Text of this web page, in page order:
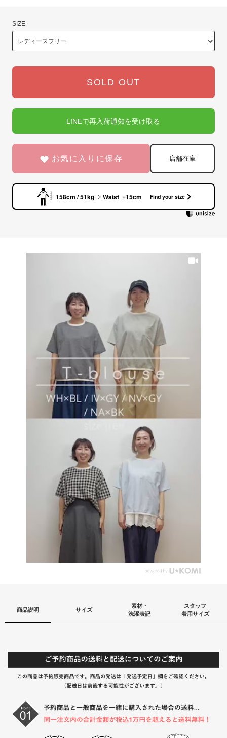
SIZE
SOLD OUT
LINEで再入荷通知を受け取る
お気に入りに保存 店舗在庫
158cm / 51kg Waist +15cm Find your size
商品説明 サイズ
素材・
洗濯表記
スタッフ
着用サイズ